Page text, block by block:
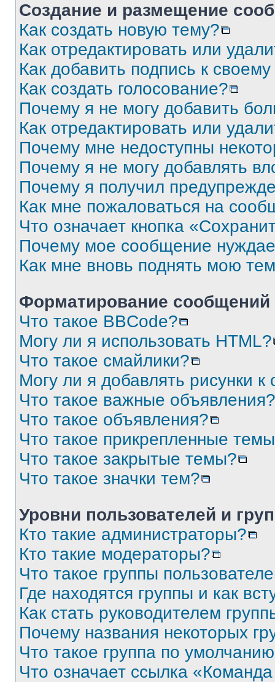
Создание и размещение
Как создать новую тему?
Как отредактировать или
Как добавить подпись к
Как создать голосование?
Почему я не могу добавить
Как отредактировать или
Почему мне недоступны
Почему я не могу добавлять
Почему я получил
Как мне пожаловаться на
Что означает кнопка
Почему мое сообщение
Как мне вновь поднять мою
Форматирование
Что такое BBCode?
Могу ли я использовать HTML?
Что такое смайлики?
Могу ли я добавлять рисунки
Что такое важные объявления?
Что такое объявления?
Что такое прикрепленные
Что такое закрытые темы?
Что такое значки тем?
Уровни пользователей и
Кто такие администраторы?
Кто такие модераторы?
Что такое группы
Где находятся группы и как
Как стать руководителем
Почему названия некоторых
Что такое группа по
Что означает ссылка